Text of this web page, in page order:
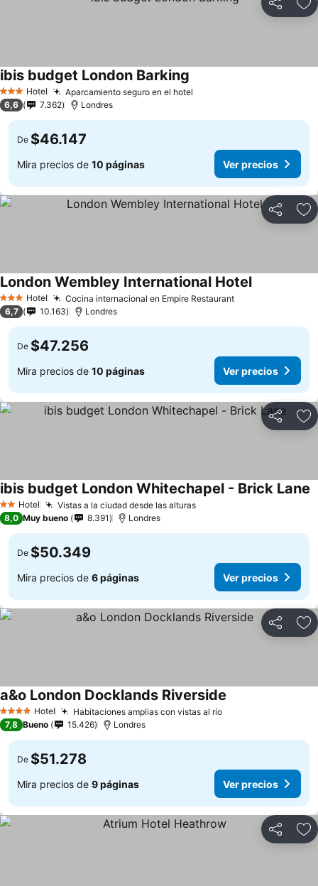
Compartir
3 Estrellas
Hotel Aparcamiento seguro en el hotel
ibis budget London Barking
6,6 7.362 Londres
De $46.147
Mira precios de 10 páginas Ver precios
Compartir
3 Estrellas
Hotel Cocina internacional en Empire Restaurant
London Wembley International Hotel
6,7 10.163 Londres
De $47.256
Mira precios de 10 páginas Ver precios
Compartir
2 Estrellas
Hotel Vistas a la ciudad desde las alturas
ibis budget London Whitechapel - Brick Lane
8,0 Muy bueno 8.391 Londres
De $50.349
Mira precios de 6 páginas Ver precios
Compartir
4 EstrellasHotel Habitaciones amplias con vistas al río
a&o London Docklands Riverside
7,8 Bueno 15.426 Londres
De $51.278
Mira precios de 9 páginas Ver precios
Compartir